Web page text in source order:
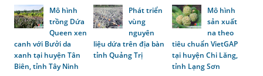
Mô hình
trồng Dứa
Queen xen
canh với Bưởi da
xanh tại huyện Tân
Biên, tỉnh Tây Ninh
Phát triển
vùng
nguyên
liệu dứa trên địa bàn
tỉnh Quảng Trị
Mô hình
sản xuất
na theo
tiêu chuẩn VietGAP
tại huyện Chi Lăng,
tỉnh Lạng Sơn